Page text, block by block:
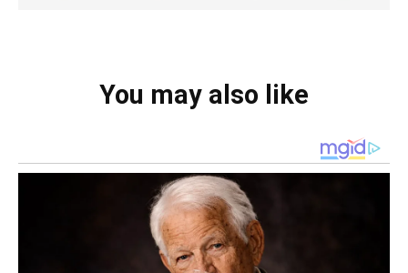
You may also like